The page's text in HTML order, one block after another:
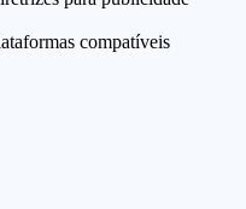
compatíveis